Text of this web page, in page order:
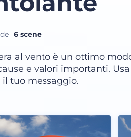
6 scene
al vento è un ottimo
e valori importanti.
il tuo messaggio.